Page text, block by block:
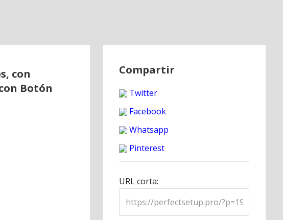
con
Botón
Compartir
Twitter
Facebook
Whatsapp
Pinterest
URL corta: